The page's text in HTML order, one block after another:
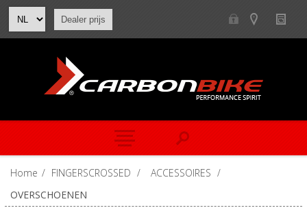
Dealer prijs
Home / FINGERSCROSSED / ACCESSOIRES /
OVERSCHOENEN